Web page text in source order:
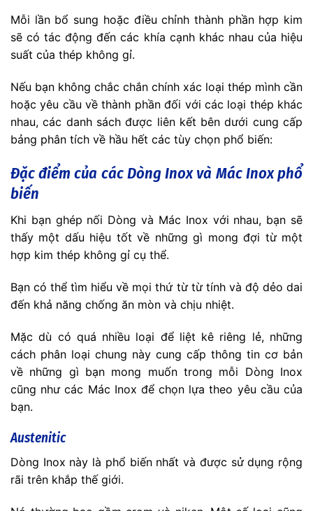
Mỗi lần bổ sung hoặc điều chỉnh thành phần hợp kim
sẽ có tác động đến các khía cạnh khác nhau của hiệu
suất của thép không gỉ.
Nếu bạn không chắc chắn chính xác loại thép mình cần
hoặc yêu cầu về thành phần đối với các loại thép khác
nhau, các danh sách được liên kết bên dưới cung cấp
bảng phân tích về hầu hết các tùy chọn phổ biến:
Đặc điểm của các Dòng Inox và Mác Inox phổ
biến
Khi bạn ghép nối Dòng và Mác Inox với nhau, bạn sẽ
thấy một dấu hiệu tốt về những gì mong đợi từ một
hợp kim thép không gỉ cụ thể.
Bạn có thể tìm hiểu về mọi thứ từ từ tính và độ dẻo dai
đến khả năng chống ăn mòn và chịu nhiệt.
Mặc dù có quá nhiều loại để liệt kê riêng lẻ, những
cách phân loại chung này cung cấp thông tin cơ bản
về những gì bạn mong muốn trong mỗi Dòng Inox
cũng như các Mác Inox để chọn lựa theo yêu cầu của
bạn.
Austenitic
Dòng Inox này là phổ biến nhất và được sử dụng rộng
rãi trên khắp thế giới.